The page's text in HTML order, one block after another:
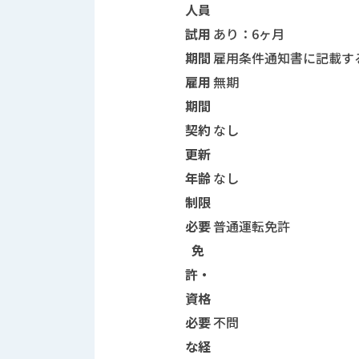
人員
試用
期間
あり：6ヶ月
雇用条件通知書に記載す
雇用
期間
無期
契約
更新
なし
年齢
制限
なし
必要
免
許・
資格
普通運転免許
必要
な経
不問